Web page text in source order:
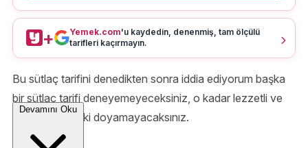
+ Yemek.com'u kaydedin, denenmiş, tam ölçülü
tarifleri kaçırmayın.
Bu sütlaç tarifini denedikten sonra iddia ediyorum başka
bir sütlaç tarifi deneyemeyeceksiniz, o kadar lezzetli ve
tam kıvamındaki doyamayacaksınız.
Devamını Oku